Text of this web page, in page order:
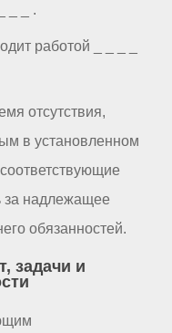
_ _ .
работой _ _ _ _
отсутствия,
в установленном
за надлежащее
обязанностей.
задачи и